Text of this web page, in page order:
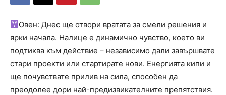
Овен: Днес ще отвори вратата за смели решения и
ярки начала. Налице е динамично чувство, което ви
подтиква към действие – независимо дали завършвате
стари проекти или стартирате нови. Енергията кипи и
ще почувствате прилив на сила, способен да
преодолее дори най-предизвикателните препятствия.